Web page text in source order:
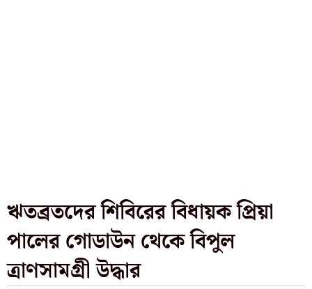
ঋতব্রতদের শিবিরের বিধায়ক প্রিয়া
পালের গোডাউন থেকে বিপুল
ত্রাণসামগ্রী উদ্ধার